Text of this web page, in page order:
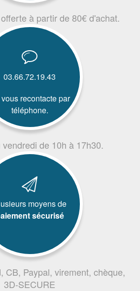
à partir de 80€ d'achat.
03.66.72.19.43
recontacte par
téléphone.
de 10h à 17h30.
moyens de
sécurisé
CB, Paypal, virement, chèque,
3D-SECURE